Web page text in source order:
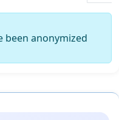
been anonymized.